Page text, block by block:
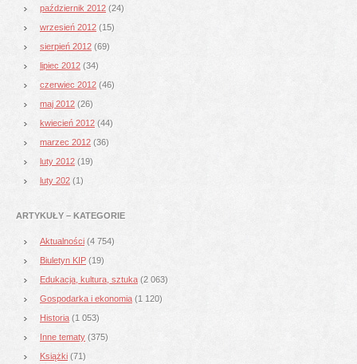
październik 2012 (24)
wrzesień 2012 (15)
sierpień 2012 (69)
lipiec 2012 (34)
czerwiec 2012 (46)
maj 2012 (26)
kwiecień 2012 (44)
marzec 2012 (36)
luty 2012 (19)
luty 202 (1)
ARTYKUŁY – KATEGORIE
Aktualności (4 754)
Biuletyn KIP (19)
Edukacja, kultura, sztuka (2 063)
Gospodarka i ekonomia (1 120)
Historia (1 053)
Inne tematy (375)
Książki (71)